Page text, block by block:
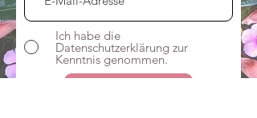
Ich habe die
Datenschutzerklärung zur
Kenntnis genommen.
Abonnieren